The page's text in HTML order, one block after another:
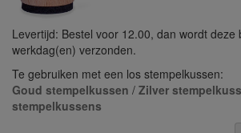
Levertijd: Bestel voor 12.00, dan wordt deze
werkdag(en) verzonden.
Te gebruiken met een los stempelkussen:
Goud stempelkussen / Zilver
stempelkussens